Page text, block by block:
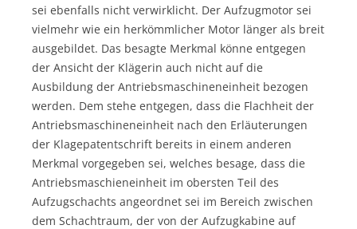
sei ebenfalls nicht verwirklicht. Der Aufzugmotor sei
vielmehr wie ein herkömmlicher Motor länger als breit
ausgebildet. Das besagte Merkmal könne entgegen
der Ansicht der Klägerin auch nicht auf die
Ausbildung der Antriebsmaschineneinheit bezogen
werden. Dem stehe entgegen, dass die Flachheit der
Antriebsmaschineneinheit nach den Erläuterungen
der Klagepatentschrift bereits in einem anderen
Merkmal vorgegeben sei, welches besage, dass die
Antriebsmaschieneinheit im obersten Teil des
Aufzugschachts angeordnet sei im Bereich zwischen
dem Schachtraum, der von der Aufzugkabine auf